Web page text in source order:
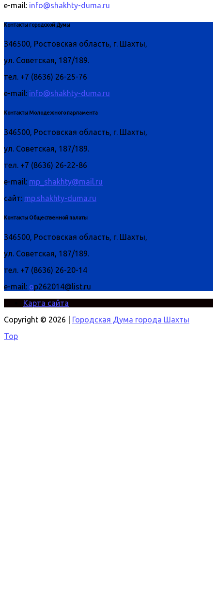
e-mail: info@shakhty-duma.ru
Контакты городской Думы
346500, Ростовская область, г. Шахты,
ул. Советская, 187/189.
тел. +7 (8636) 26-25-76
e-mail: info@shakhty-duma.ru
Контакты Молодежного парламента
346500, Ростовская область, г. Шахты,
ул. Советская, 187/189.
тел. +7 (8636) 26-22-86
e-mail: mp_shakhty@mail.ru
сайт: mp.shakhty-duma.ru
Контакты Общественной палаты
346500, Ростовская область, г. Шахты,
ул. Советская, 187/189.
тел. +7 (8636) 26-20-14
e-mail: op262014@list.ru
Карта сайта
Copyright © 2026 |
Городская Дума города Шахты
Top